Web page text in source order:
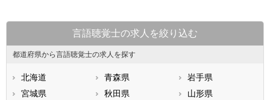
言語聴覚士の求人を絞り込む
都道府県から言語聴覚士の求人を探す
北海道 青森県
岩手県
宮城県
秋田県
山形県